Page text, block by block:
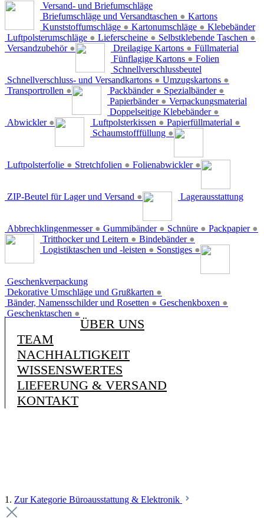
Versand- und Briefumschläge
Briefumschläge und Versandtaschen ●
Kunststoffumschläge ● Kartonumschläge ●
Luftpolsterumschläge ● Lieferscheine ● Selbstklebende Taschen ●
Versandzubehör ●
Kartons
Dreilagige Kartons ●
Fünflagige Kartons ●
Schnellverschluss- und Versandkartons ● Umzugskartons ●
Transportrollen ●
Klebebänder
Packbänder ● Spezialbänder ●
Papierbänder ●
Doppelseitige Klebebänder ●
Abwickler ●
Füllmaterial
Luftpolsterkissen ● Papierfüllmaterial ●
Schaumstofffüllung ●
Folien
Luftpolsterfolie ● Stretchfolien ● Folienabwickler ●
Schnellverschlussbeutel
ZIP-Beutel für Lager und Versand ●
Verpackungsmaterial
Abbrechklingenmesser ● Gummibänder ● Schnüre ● Packpapier ●
Lagerausstattung
Tritthocker und Leitern ● Bindebänder ●
Logistiktaschen und -leisten ● Sonstiges ●
Geschenkverpackung
Dekorative Umschläge und Grußkarten ●
Bänder, Namensschilder und Rosetten ● Geschenkboxen ●
Geschenktaschen ●
ÜBER UNS
TEAM
NACHHALTIGKEIT
WISSENSWERTES
LIEFERUNG & VERSAND
KONTAKT
1. Zur Kategorie Büroausstattung & Elektronik